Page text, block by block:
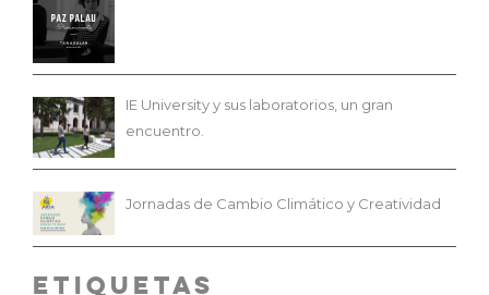
IE University y sus laboratorios, un gran
encuentro.
Jornadas de Cambio Climático y Creatividad
Etiquetas